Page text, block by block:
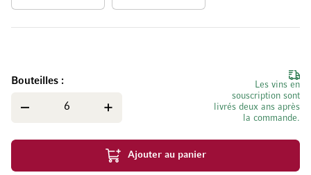
Les vins en
souscription sont
livrés deux ans après
la commande.
Bouteilles
Ajouter au panier